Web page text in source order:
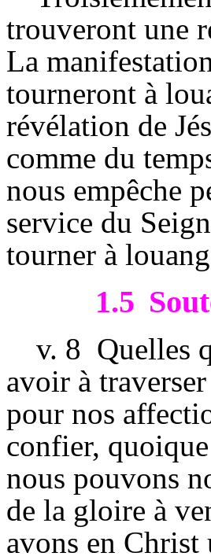
trouveront une
La
tourneront à
révélation de
comme du
nous empêche
service du
tourner à
1.5
v. 8 Quelles
avoir à
pour nos
confier,
nous pouvons
de la gloire à
avons en